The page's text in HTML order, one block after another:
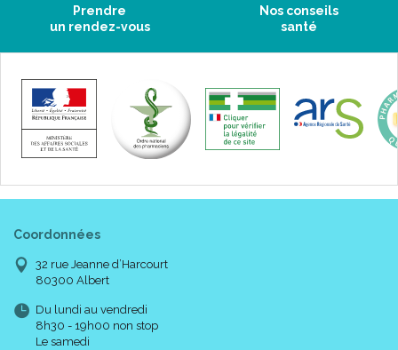
Prendre
un rendez-vous
Nos conseils
santé
Coordonnées
32 rue Jeanne d’Harcourt
80300 Albert
Du lundi au vendredi
8h30 - 19h00 non stop
Le samedi